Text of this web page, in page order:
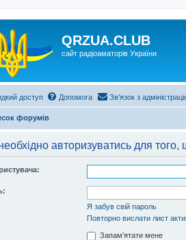
QRZUA.CLUB
сайт радіоаматорів України
доступ Допомога Зв'язок з
форумів
авторизуватись для
Я забув свій пароль
Повторно вислати лист
Запам'ятати мене